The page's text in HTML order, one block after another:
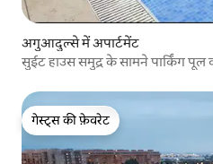
अगुआदुल्से में अपार्टमेंट
सुईट हाउस समुद्र के सामने पार्किंग
गेस्ट्स की फ़ेवरेट
गेस्ट्स की फ़ेवरेट